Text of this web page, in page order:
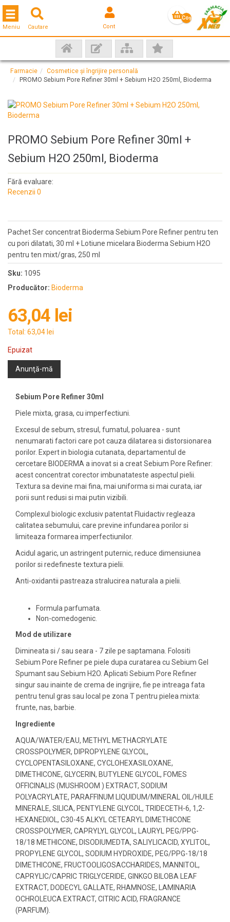
Cautare Cont
Coş
Toggle navigation
Meniu
Farmacie
Cosmetice și îngrijire personală
PROMO Sebium Pore Refiner 30ml + Sebium H2O 250ml, Bioderma
PROMO Sebium Pore Refiner 30ml +
Sebium H2O 250ml, Bioderma
Fără evaluare:
Recenzii 0
Pachet Ser concentrat Bioderma Sebium Pore Refiner pentru ten
cu pori dilatati, 30 ml + Lotiune micelara Bioderma Sebium H2O
pentru ten mixt/gras, 250 ml
Sku: 1095
Producător: Bioderma
63,04 lei
Total: 63,04 lei
Epuizat
Anunţă-mă
Sebium Pore Refiner 30ml
Piele mixta, grasa, cu imperfectiuni.
Excesul de sebum, stresul, fumatul, poluarea - sunt
nenumarati factori care pot cauza dilatarea si distorsionarea
porilor. Expert in biologia cutanata, departamentul de
cercetare BIODERMA a inovat si a creat Sebium Pore Refiner:
acest concentrat corector imbunatateste aspectul pielii.
Textura sa devine mai fina, mai uniforma si mai curata, iar
porii sunt redusi si mai putin vizibili.
Complexul biologic exclusiv patentat Fluidactiv regleaza
calitatea sebumului, care previne infundarea porilor si
limiteaza formarea imperfectiunilor.
Acidul agaric, un astringent puternic, reduce dimensiunea
porilor si redefineste textura pielii.
Anti-oxidantii pastreaza stralucirea naturala a pielii.
Formula parfumata.
Non-comedogenic.
Mod de utilizare
Dimineata si / sau seara - 7 zile pe saptamana. Folositi
Sebium Pore Refiner pe piele dupa curatarea cu Sebium Gel
Spumant sau Sebium H2O. Aplicati Sebium Pore Refiner
singur sau inainte de crema de ingrijire, fie pe intreaga fata
pentru tenul gras sau local pe zona T pentru pielea mixta:
frunte, nas, barbie.
Ingrediente
AQUA/WATER/EAU, METHYL METHACRYLATE
CROSSPOLYMER, DIPROPYLENE GLYCOL,
CYCLOPENTASILOXANE, CYCLOHEXASILOXANE,
DIMETHICONE, GLYCERIN, BUTYLENE GLYCOL, FOMES
OFFICINALIS (MUSHROOM ) EXTRACT, SODIUM
POLYACRYLATE, PARAFFINUM LIQUIDUM/MINERAL OIL/HUILE
MINERALE, SILICA, PENTYLENE GLYCOL, TRIDECETH-6, 1,2-
HEXANEDIOL, C30-45 ALKYL CETEARYL DIMETHICONE
CROSSPOLYMER, CAPRYLYL GLYCOL, LAURYL PEG/PPG-
18/18 METHICONE, DISODIUMEDTA, SALIYLICACID, XYLITOL,
PROPYLENE GLYCOL, SODIUM HYDROXIDE, PEG/PPG-18/18
DIMETHICONE, FRUCTOOLIGOSACCHARIDES, MANNITOL,
CAPRYLIC/CAPRIC TRIGLYCERIDE, GINKGO BILOBA LEAF
EXTRACT, DODECYL GALLATE, RHAMNOSE, LAMINARIA
OCHROLEUCA EXTRACT, CITRIC ACID, FRAGRANCE
(PARFUM).